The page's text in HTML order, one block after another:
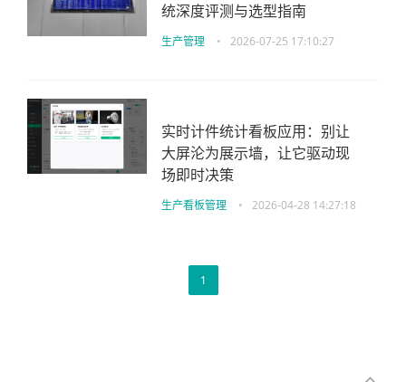
统深度评测与选型指南
生产管理 • 2026-07-25 17:10:27
实时计件统计看板应用：别让
大屏沦为展示墙，让它驱动现
场即时决策
生产看板管理 • 2026-04-28 14:27:18
1